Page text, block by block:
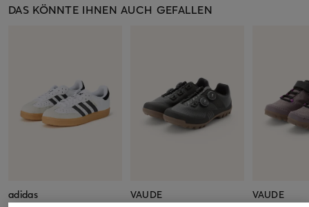
DAS KÖNNTE IHNEN AUCH GEFALLEN
adidas
VAUDE
VAUDE